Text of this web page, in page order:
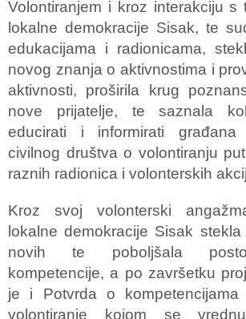
Volontiranjem i kroz interakciju s
lokalne demokracije Sisak, te
edukacijama i radionicama,
novog znanja o aktivnostima i
aktivnosti, proširila krug
nove prijatelje, te saznala
educirati i informirati građana
civilnog društva o volontiranju
raznih radionica i volonterskih
Kroz svoj volonterski
lokalne demokracije Sisak
novih te poboljšala
kompetencije, a po završetku
je i Potvrda o kompetencijama
volontiranje kojom se